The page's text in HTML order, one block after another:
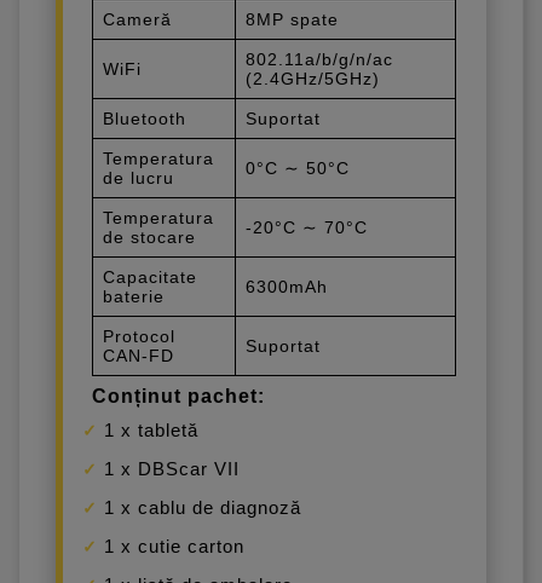
Cameră 8MP spate
WiFi
802.11a/b/g/n/ac
(2.4GHz/5GHz)
Bluetooth Suportat
Temperatura
de lucru
0°C ∼ 50°C
Temperatura
de stocare
-20°C ∼ 70°C
Capacitate
baterie
6300mAh
Protocol
CAN-FD
Suportat
Conținut pachet:
1 x tabletă
1 x DBScar VII
1 x cablu de diagnoză
1 x cutie carton